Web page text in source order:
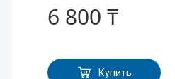
6 800 ₸
Купить